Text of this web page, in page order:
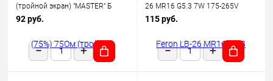
(тройной экран) "MASTER" Б
(уп.100м) Rexant 01-2241
92 руб.
26 MR16 G5.3 7W 175-265V
2700K
115 руб.